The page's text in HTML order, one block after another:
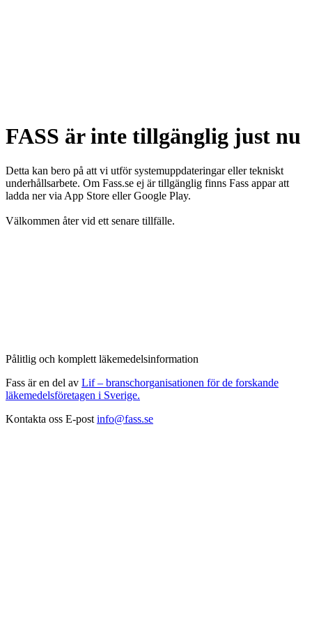
FASS är inte tillgänglig just nu
Detta kan bero på att vi utför systemuppdateringar eller tekniskt
underhållsarbete. Om Fass.se ej är tillgänglig finns Fass appar att
ladda ner via App Store eller Google Play.
Välkommen åter vid ett senare tillfälle.
Pålitlig och komplett läkemedelsinformation
Fass är en del av Lif – branschorganisationen för de forskande
läkemedelsföretagen i Sverige.
Kontakta oss E-post info@fass.se